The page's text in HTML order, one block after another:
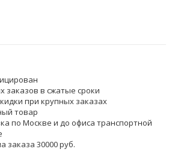
заказов в сжатые сроки
при крупных заказах
товар
по Москве и до офиса транспортной
заказа 30000 руб.